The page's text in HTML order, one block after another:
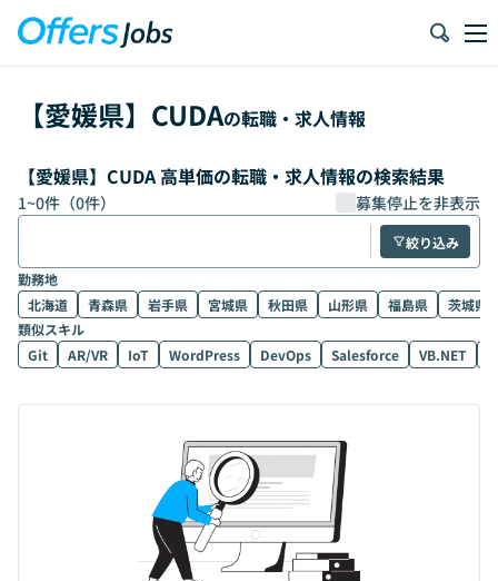
【愛媛県】 CUDAの転職・求人情報
【愛媛県】CUDA 高単価の転職・求人情報の検索結果
1~0件（0件） 募集停止を非表示
絞り込み
勤務地
北海道
青森県 岩手県 宮城県 秋田県 山形県 福島県
茨城県
類似スキル
Git
AR/VR IoT WordPress DevOps Salesforce VB.NET